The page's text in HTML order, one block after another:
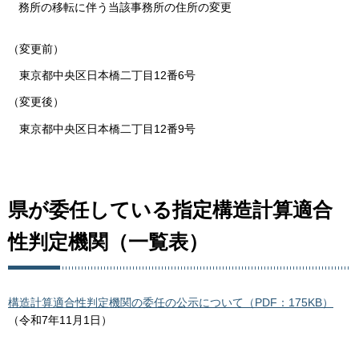
務所の移転に伴う当該事務所の住所の変更
（変更前）
東京都中央区日本橋二丁目12番6号
（変更後）
東京都中央区日本橋二丁目12番9号
県が委任している指定構造計算適合
性判定機関（一覧表）
構造計算適合性判定機関の委任の公示について（PDF：175KB）
（令和7年11月1日）